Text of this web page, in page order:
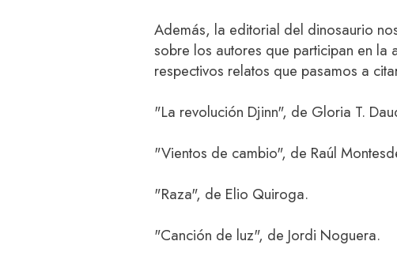
Además, la editorial del dinosaurio
sobre los autores que participan en
respectivos relatos que pasamos a
"La revolución Djinn", de Gloria T.
"Vientos de cambio", de Raúl
"Raza", de Elio Quiroga.
"Canción de luz", de Jordi Noguera.